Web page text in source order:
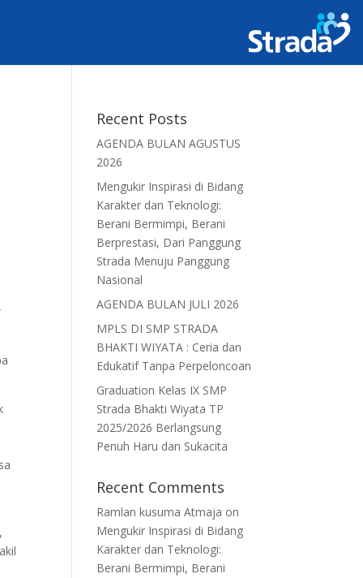
Recent Posts
AGENDA BULAN AGUSTUS
2026
Mengukir Inspirasi di Bidang
Karakter dan Teknologi:
Berani Bermimpi, Berani
Berprestasi, Dari Panggung
Strada Menuju Panggung
Nasional
AGENDA BULAN JULI 2026
MPLS DI SMP STRADA
BHAKTI WIYATA : Ceria dan
Edukatif Tanpa Perpeloncoan
Graduation Kelas IX SMP
Strada Bhakti Wiyata TP
2025/2026 Berlangsung
Penuh Haru dan Sukacita
Recent Comments
Ramlan kusuma Atmaja on
Mengukir Inspirasi di Bidang
Karakter dan Teknologi:
Berani Bermimpi, Berani